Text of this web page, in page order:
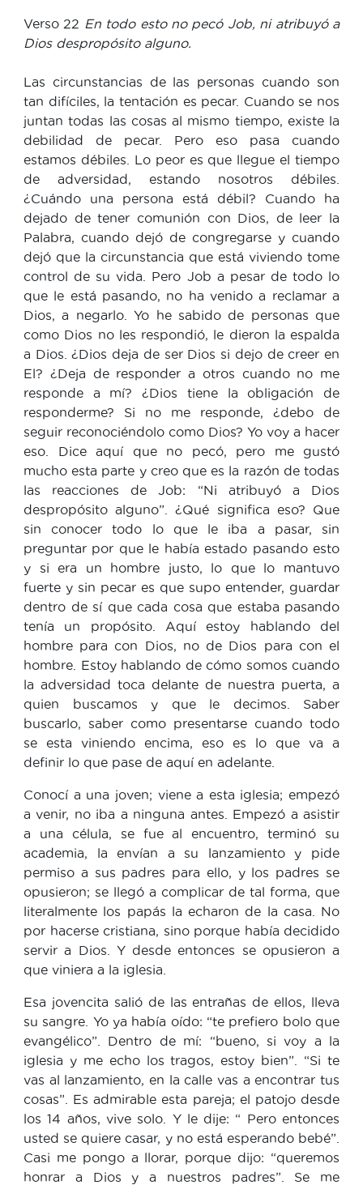
Verso 22 En todo esto no pecó Job, ni atribuyó a
Dios despropósito alguno.
Las circunstancias de las personas cuando son
tan difíciles, la tentación es pecar. Cuando se nos
juntan todas las cosas al mismo tiempo, existe la
debilidad de pecar. Pero eso pasa cuando
estamos débiles. Lo peor es que llegue el tiempo
de adversidad, estando nosotros débiles.
¿Cuándo una persona está débil? Cuando ha
dejado de tener comunión con Dios, de leer la
Palabra, cuando dejó de congregarse y cuando
dejó que la circunstancia que está viviendo tome
control de su vida. Pero Job a pesar de todo lo
que le está pasando, no ha venido a reclamar a
Dios, a negarlo. Yo he sabido de personas que
como Dios no les respondió, le dieron la espalda
a Dios. ¿Dios deja de ser Dios si dejo de creer en
El? ¿Deja de responder a otros cuando no me
responde a mí? ¿Dios tiene la obligación de
responderme? Si no me responde, ¿debo de
seguir reconociéndolo como Dios? Yo voy a hacer
eso. Dice aquí que no pecó, pero me gustó
mucho esta parte y creo que es la razón de todas
las reacciones de Job: “Ni atribuyó a Dios
despropósito alguno”. ¿Qué significa eso? Que
sin conocer todo lo que le iba a pasar, sin
preguntar por que le había estado pasando esto
y si era un hombre justo, lo que lo mantuvo
fuerte y sin pecar es que supo entender, guardar
dentro de sí que cada cosa que estaba pasando
tenía un propósito. Aquí estoy hablando del
hombre para con Dios, no de Dios para con el
hombre. Estoy hablando de cómo somos cuando
la adversidad toca delante de nuestra puerta, a
quien buscamos y que le decimos. Saber
buscarlo, saber como presentarse cuando todo
se esta viniendo encima, eso es lo que va a
definir lo que pase de aquí en adelante.
Conocí a una joven; viene a esta iglesia; empezó
a venir, no iba a ninguna antes. Empezó a asistir
a una célula, se fue al encuentro, terminó su
academia, la envían a su lanzamiento y pide
permiso a sus padres para ello, y los padres se
opusieron; se llegó a complicar de tal forma, que
literalmente los papás la echaron de la casa. No
por hacerse cristiana, sino porque había decidido
servir a Dios. Y desde entonces se opusieron a
que viniera a la iglesia.
Esa jovencita salió de las entrañas de ellos, lleva
su sangre. Yo ya había oído: “te prefiero bolo que
evangélico”. Dentro de mí: “bueno, si voy a la
iglesia y me echo los tragos, estoy bien”. “Si te
vas al lanzamiento, en la calle vas a encontrar tus
cosas”. Es admirable esta pareja; el patojo desde
los 14 años, vive solo. Y le dije: “ Pero entonces
usted se quiere casar, y no está esperando bebé”.
Casi me pongo a llorar, porque dijo: “queremos
honrar a Dios y a nuestros padres”. Se me